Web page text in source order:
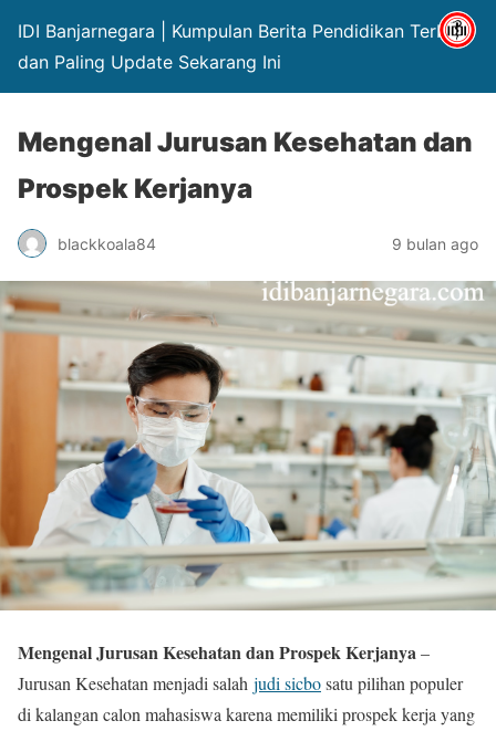
IDI Banjarnegara | Kumpulan Berita Pendidikan Terbaru
dan Paling Update Sekarang Ini
Mengenal Jurusan Kesehatan dan
Prospek Kerjanya
blackkoala84 9 bulan ago
Mengenal Jurusan Kesehatan dan Prospek Kerjanya –
Jurusan Kesehatan menjadi salah judi sicbosatu pilihan populer
di kalangan calon mahasiswa karena memiliki prospek kerja yang